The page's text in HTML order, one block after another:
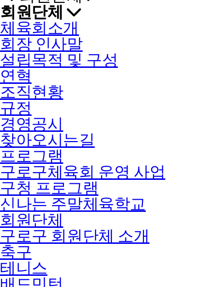
회원단체
체육회소개
회장 인사말
설립목적 및 구성
연혁
조직현황
규정
경영공시
찾아오시는길
프로그램
구로구체육회 운영 사업
구청 프로그램
신나는 주말체육학교
회원단체
구로구 회원단체 소개
축구
테니스